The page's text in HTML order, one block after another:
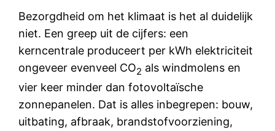
Bezorgdheid om het klimaat is het al duidelijk
niet. Een greep uit de cijfers: een
kerncentrale produceert per kWh elektriciteit
ongeveer evenveel CO2 als windmolens en
vier keer minder dan fotovoltaïsche
zonnepanelen. Dat is alles inbegrepen: bouw,
uitbating, afbraak, brandstofvoorziening,